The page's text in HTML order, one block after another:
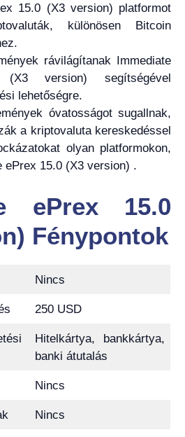
15.0 (X3 version) platformot
különösen Bitcoin
rávilágítanak Immediate
version) segítségével
lehetőségre.
óvatosságot sugallnak,
a kriptovaluta kereskedéssel
olyan platformokon,
ePrex 15.0 (X3 version) .
ePrex 15.0
Fénypontok
Nincs
250 USD
Hitelkártya, bankkártya,
banki átutalás
Nincs
Nincs